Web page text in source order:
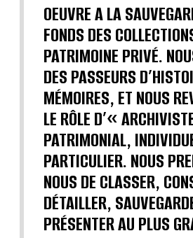
OEUVRE A LA
FONDS DES
PATRIMOINE PRIVÉ.
DES PASSEURS
MÉMOIRES, ET NOUS
LE RÔLE D’«
PATRIMONIAL,
PARTICULIER. NOUS
NOUS DE CLASSER,
DÉTAILLER,
PRÉSENTER AU PLUS